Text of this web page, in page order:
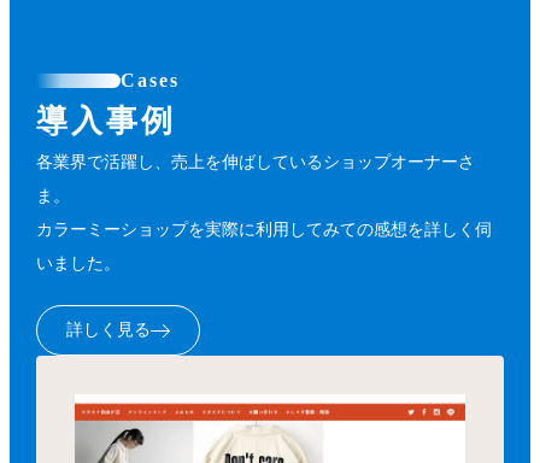
Cases
導入事例
各業界で活躍し、売上を伸ばしているショップオーナーさ
ま。
カラーミーショップを実際に利用してみての感想を詳しく伺
いました。
詳しく見る